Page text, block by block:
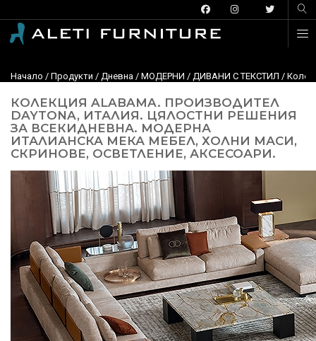
Начало / Продукти / Дневна / МОДЕРНИ / ДИВАНИ С ТЕКСТИЛ /
КОЛЕКЦИЯ ALABAMA. ПРОИЗВОДИТЕЛ
DAYTONA, ИТАЛИЯ. ЦЯЛОСТНИ РЕШЕНИЯ
ЗА ВСЕКИДНЕВНА. МОДЕРНА
ИТАЛИАНСКА МЕКА МЕБЕЛ, ХОЛНИ МАСИ,
СКРИНОВЕ, ОСВЕТЛЕНИЕ, АКСЕСОАРИ.